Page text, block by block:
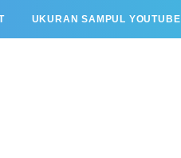
UKURAN SAMPUL YOUTUBE